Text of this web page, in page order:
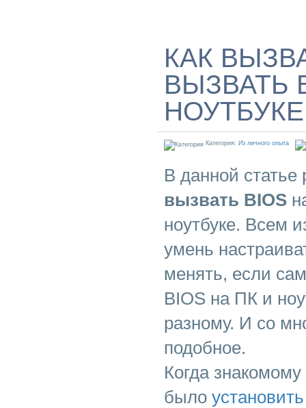
КАК
ВЫЗВАТЬ
НОУТБУКЕ
Категория: Из личного опыта
В данной
вызвать BIOS
ноутбуке. Всем
умень
менять, если
BIOS на ПК и
разному. И со
подобное.
Когда
было